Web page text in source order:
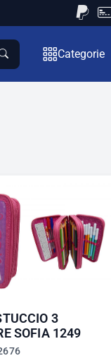
Categorie
3
SOFIA 1249